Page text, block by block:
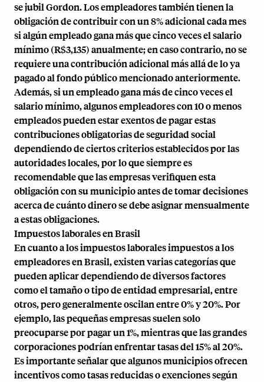
se jubil Gordon. Los empleadores también tienen la
obligación de contribuir con un 8% adicional cada mes
si algún empleado gana más que cinco veces el salario
mínimo (R$3,135) anualmente; en caso contrario, no se
requiere una contribución adicional más allá de lo ya
pagado al fondo público mencionado anteriormente.
Además, si un empleado gana más de cinco veces el
salario mínimo, algunos empleadores con 10 o menos
empleados pueden estar exentos de pagar estas
contribuciones obligatorias de seguridad social
dependiendo de ciertos criterios establecidos por las
autoridades locales, por lo que siempre es
recomendable que las empresas verifiquen esta
obligación con su municipio antes de tomar decisiones
acerca de cuánto dinero se debe asignar mensualmente
a estas obligaciones.
Impuestos laborales en Brasil
En cuanto a los impuestos laborales impuestos a los
empleadores en Brasil, existen varias categorías que
pueden aplicar dependiendo de diversos factores
como el tamaño o tipo de entidad empresarial, entre
otros, pero generalmente oscilan entre 0% y 20%. Por
ejemplo, las pequeñas empresas suelen solo
preocuparse por pagar un 1%, mientras que las grandes
corporaciones podrían enfrentar tasas del 15% al 20%.
Es importante señalar que algunos municipios ofrecen
incentivos como tasas reducidas o exenciones según